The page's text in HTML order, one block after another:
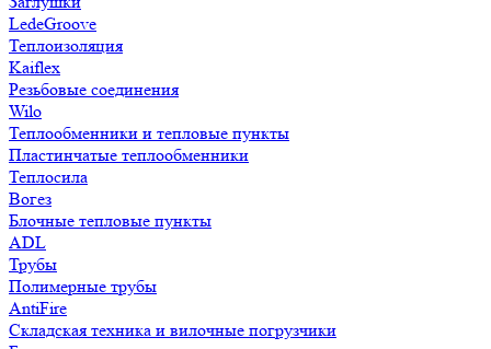
LedeGroove
Теплоизоляция
Kaiflex
Резьбовые соединения
Wilo
Теплообменники и тепловые пункты
Пластинчатые теплообменники
Теплосила
Вогез
Блочные тепловые пункты
ADL
Трубы
Полимерные трубы
AntiFire
Складская техника и вилочные погрузчики